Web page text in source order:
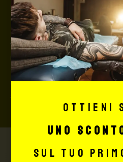
richiedere l’invio della merce
questo caso, se la merce
danneggiata dal corriere,
valore della merce, in caso
rimborserà il destinatario)
3,5% sul valore totale del
di concludere il pagamento
shop@maxsignorello.it
Ottieni
uno
sul tuo